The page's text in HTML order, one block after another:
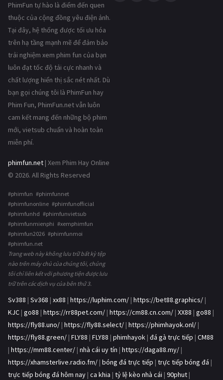
PhimFun tự hào là điểm đến quen
thuộc của cộng đồng yêu điện ảnh.
Tại đây, hệ thống được tối ưu hóa
trên hạ tầng mạnh mẽ để đảm bảo
trải nghiệm xem phim fun của bạn
luôn đạt tốc độ tải cực nhanh và
chất lượng hiển thị sắc nét nhất. Dù
bạn gọi chúng tôi là PhimFun hay
Phim Fun, PhimFun.net vẫn luôn
cam kết mang đến những bộ phim
mới, vietsub chuẩn và hoàn toàn
miễn phí.
phimfun.net | Xem Phim Hay Online
© 2026. All Rights Reserved
#phimfun #phimfunnet
#phimfunonline #phimfunofficial
#phimfunhd #phimfunvietsub
#phimfunmienphi #xemphimfun
#phimfun2026 #phimfunmoi
#phimfun.net
Trang web này không lưu trữ bất kỳ tệp
nào trên máy chủ của chúng tôi, chúng
tôi chỉ liên kết với phương tiện được lưu
trữ trên các dịch vụ của bên thứ 3.
Sv388 | Sv368 | xx88 | https://luphim.com/ | https://bet88.graphics/ |
KJC | go88 | https://rr88pet.com/ | https://cm88.cn.com/ | XX88 | go88 |
https://fly88.uno/ | https://fly88.select/ | https://phimhayok.onl/ |
https://fly88.green/ | FLY88 | FLY88 | phimhayok | đá gà trực tiếp | CM88
| https://mm88.center/ | nhà cái uy tín | https://daga88.my/ |
https://xhamsterlive.radio.fm/ | bóng đá trực tiếp | trực tiếp bóng đá |
trực tiếp bóng đá hôm nay | ca khia | tỷ lệ kèo nhà cái | 90phut |